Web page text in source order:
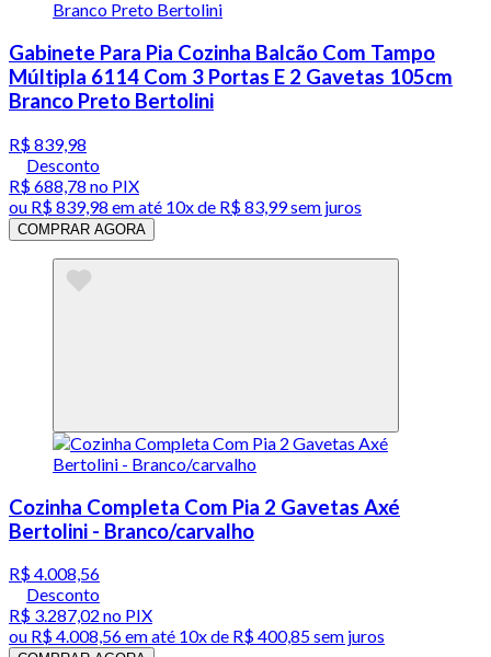
Gabinete Para Pia Cozinha Balcão Com Tampo
Múltipla 6114 Com 3 Portas E 2 Gavetas 105cm
Branco Preto Bertolini
R$ 839,98
Desconto
R$ 688,78 no PIX
ou R$ 839,98 em até 10x de R$ 83,99 sem juros
COMPRAR AGORA
Cozinha Completa Com Pia 2 Gavetas Axé
Bertolini - Branco/carvalho
R$ 4.008,56
Desconto
R$ 3.287,02 no PIX
ou R$ 4.008,56em até 10x de R$ 400,85 sem juros